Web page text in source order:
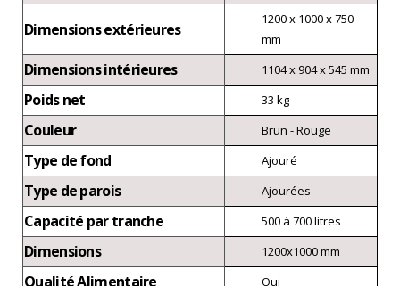
Dimensions extérieures
1200 x 1000 x 750
mm
Dimensions intérieures 1104 x 904 x 545 mm
Poids net 33 kg
Couleur Brun - Rouge
Type de fond Ajouré
Type de parois Ajourées
Capacité par tranche 500 à 700 litres
Dimensions 1200x1000 mm
Qualité Alimentaire Oui